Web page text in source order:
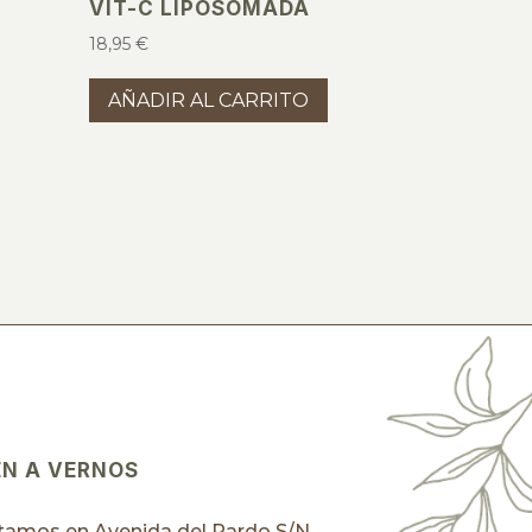
VIT-C LIPOSOMADA
18,95€
AÑADIR AL CARRITO
A VERNOS